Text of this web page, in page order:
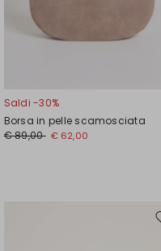
Saldi -30%
Borsa in pelle scamosciata
€ 89,00 € 62,00